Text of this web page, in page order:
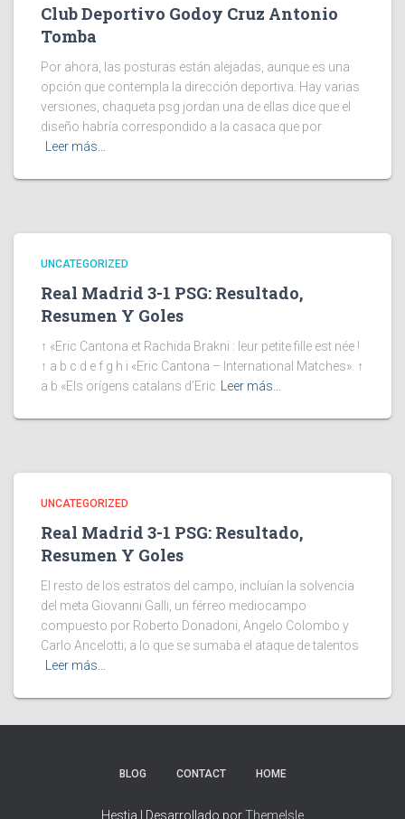
Club Deportivo Godoy Cruz Antonio
Tomba
Por ahora, las posturas están alejadas, aunque es una
opción que contempla la dirección deportiva. Hay varias
versiones, chaqueta psg jordan una de ellas dice que el
diseño habría correspondido a la casaca que por
Leer más…
UNCATEGORIZED
Real Madrid 3-1 PSG: Resultado,
Resumen Y Goles
↑ «Eric Cantona et Rachida Brakni : leur petite fille est née !
↑ a b c d e f g h i «Eric Cantona – International Matches». ↑
a b «Els orígens catalans d’Eric
Leer más…
UNCATEGORIZED
Real Madrid 3-1 PSG: Resultado,
Resumen Y Goles
El resto de los estratos del campo, incluían la solvencia
del meta Giovanni Galli, un férreo mediocampo
compuesto por Roberto Donadoni, Angelo Colombo y
Carlo Ancelotti; a lo que se sumaba el ataque de talentos
Leer más…
BLOG CONTACT HOME
Hestia | Desarrollado porThemeIsle